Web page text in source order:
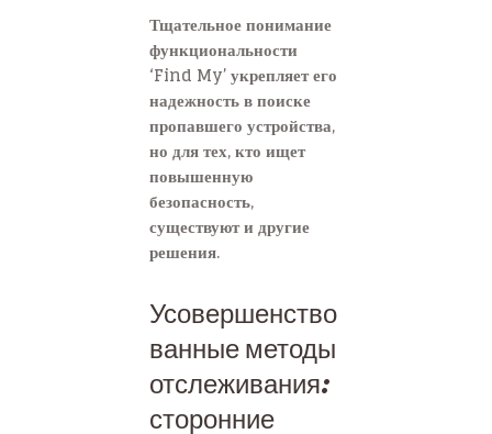
Тщательное понимание
функциональности
‘Find My’ укрепляет его
надежность в поиске
пропавшего устройства,
но для тех, кто ищет
повышенную
безопасность,
существуют и другие
решения.
Усовершенство
ванные методы
отслеживания:
сторонние